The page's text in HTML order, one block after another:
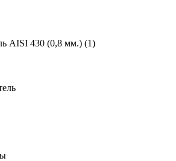
AISI 430 (0,8 мм.) (1)